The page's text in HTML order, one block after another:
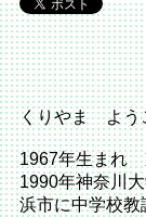
くりやま よう
1967年生まれ
1990年神奈川
浜市に中学校